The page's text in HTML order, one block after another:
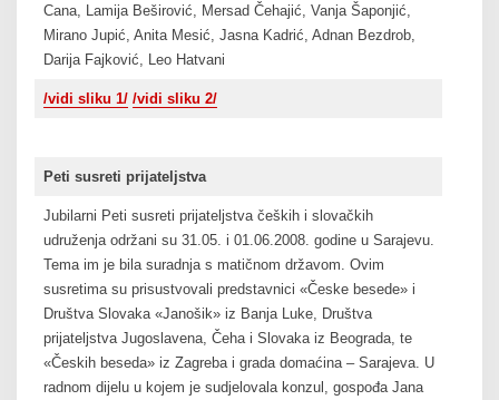
Cana, Lamija Beširović, Mersad Čehajić, Vanja Šaponjić,
Mirano Jupić, Anita Mesić, Jasna Kadrić, Adnan Bezdrob,
Darija Fajković, Leo Hatvani
/vidi sliku 1/ /vidi sliku 2/
Peti susreti prijateljstva
Jubilarni Peti susreti prijateljstva čeških i slovačkih
udruženja održani su 31.05. i 01.06.2008. godine u Sarajevu.
Tema im je bila suradnja s matičnom državom. Ovim
susretima su prisustvovali predstavnici «Česke besede» i
Društva Slovaka «Janošik» iz Banja Luke, Društva
prijateljstva Jugoslavena, Čeha i Slovaka iz Beograda, te
«Českih beseda» iz Zagreba i grada domaćina – Sarajeva. U
radnom dijelu u kojem je sudjelovala konzul, gospođa Jana